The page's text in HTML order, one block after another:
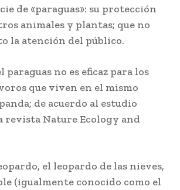
de «paraguas»: su protección
animales y plantas; que no
la atención del público.
paraguas no es eficaz para los
que viven en el mismo
de acuerdo al estudio
revista Nature Ecology and
el leopardo de las nieves,
(igualmente conocido como el